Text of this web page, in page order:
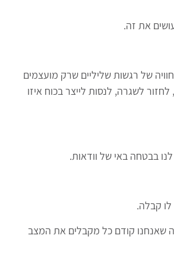
את זה.
של רגשות שליליים שרק מועצמים
לשגרה, לנסות לייצר בכוח איזו
בבטחה באי של וודאות.
קבלה.
שאנחנו קודם כל מקבלים את המצב